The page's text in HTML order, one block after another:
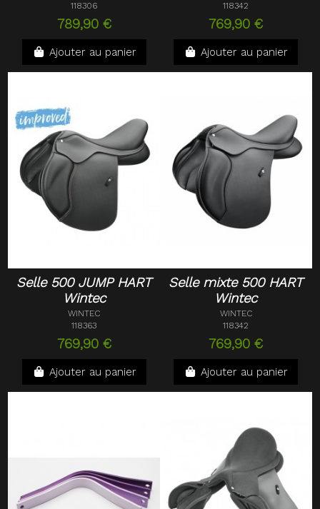
118306
789,90 €
Ajouter au panier
118342
769,90 €
Ajouter au panier
Selle 500 JUMP HART
Wintec
WINTEC
118363
769,90 €
Ajouter au panier
Selle mixte 500 HART
Wintec
WINTEC
118342
769,90 €
Ajouter au panier